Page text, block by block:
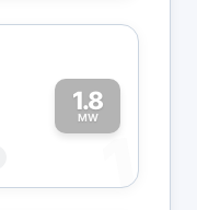
1.8
MW
1